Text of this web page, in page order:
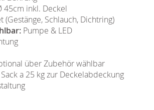
45cm inkl. Deckel
(Gestänge, Schlauch, Dichtring)
Pumpe & LED
über Zubehör wählbar
a 25 kg zur Deckelabdeckung